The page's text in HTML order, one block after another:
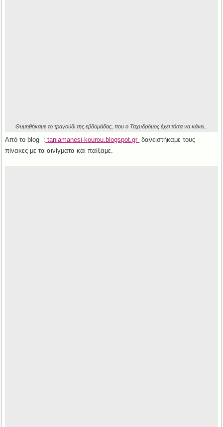
Θυμηθήκαμε το τραγούδι της εβδομάδας, που ο Ταχυδρόμος έχει τόσα να κάνει..
Από το blog : taniamanesi-kourou.blogspot.gr δανειστήκαμε τους
πίνακες με τα αινίγματα και παίξαμε.